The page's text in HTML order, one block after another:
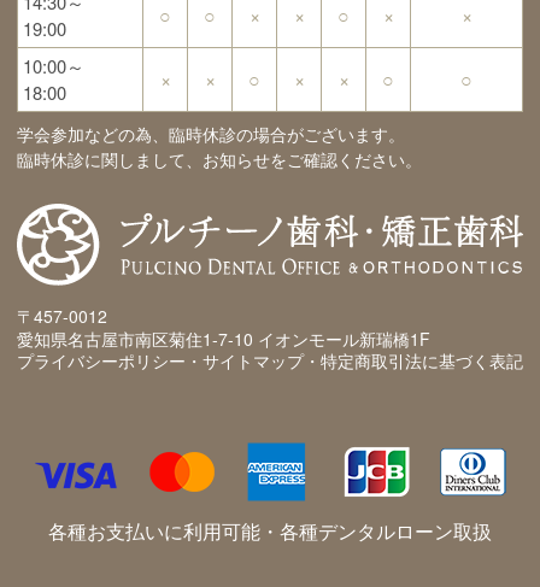
19:00
○ ○ × × ○ × ×
10:00～
18:00
× × ○ × × ○ ○
学会参加などの為、臨時休診の場合がございます。
臨時休診に関しまして、お知らせをご確認ください。
〒457-0012
愛知県名古屋市南区菊住1-7-10 イオンモール新瑞橋1F
プライバシーポリシー・サイトマップ・特定商取引法に基づく表記
各種お支払いに利用可能・各種デンタルローン取扱